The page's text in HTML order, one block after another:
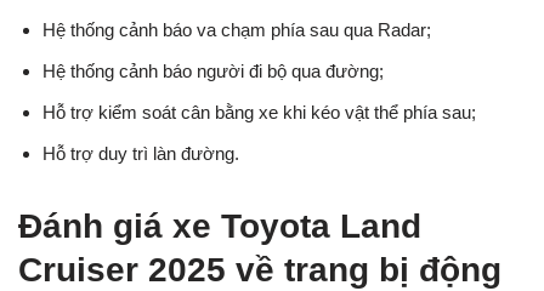
Hệ thống cảnh báo va chạm phía sau qua Radar;
Hệ thống cảnh báo người đi bộ qua đường;
Hỗ trợ kiểm soát cân bằng xe khi kéo vật thể phía sau;
Hỗ trợ duy trì làn đường.
Đánh giá xe Toyota Land
Cruiser 2025 về trang bị động